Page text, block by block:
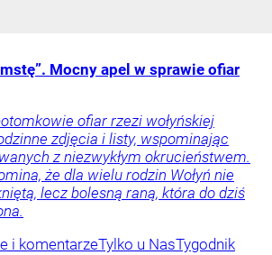
Mocny apel w sprawie ofiar
ofiar rzezi wołyńskiej
zdjęcia i listy, wspominając
z niezwykłym okrucieństwem.
że dla wielu rodzin Wołyń nie
lecz bolesną raną, która do dziś
i komentarzeTylko u NasTygodnik